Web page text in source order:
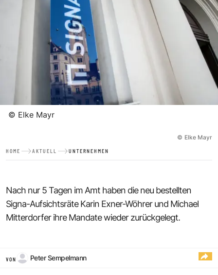
© Elke Mayr
© Elke Mayr
HOME AKTUELL UNTERNEHMEN
Nach nur 5 Tagen im Amt haben die neu bestellten
Signa-Aufsichtsräte Karin Exner-Wöhrer und Michael
Mitterdorfer ihre Mandate wieder zurückgelegt.
VON Peter Sempelmann